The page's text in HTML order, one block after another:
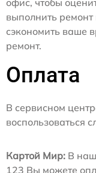
выполнить ремонт
сэкономить ваше
ремонт.
Оплата
В сервисном
воспользоваться
Картой Мир: В
123 Вы можете